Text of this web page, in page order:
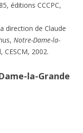
éditions CCCPC,
direction de Claude
Notre-Dame-la-
CESCM, 2002.
la-Grande